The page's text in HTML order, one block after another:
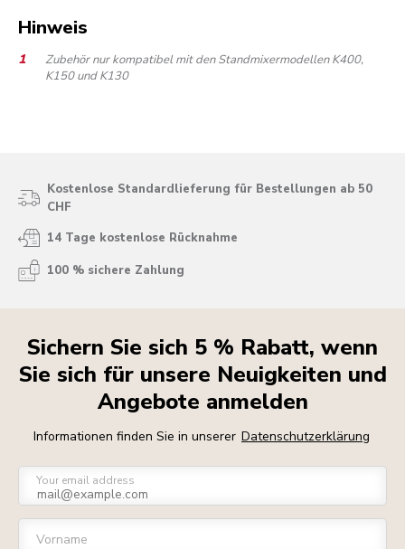
Hinweis
Zubehör nur kompatibel mit den Standmixermodellen K400,
K150 und K130
Kostenlose Standardlieferung für Bestellungen ab 50
CHF
14 Tage kostenlose Rücknahme
100 % sichere Zahlung
Sichern Sie sich 5 % Rabatt, wenn
Sie sich für unsere Neuigkeiten und
Angebote anmelden
Informationen finden Sie in unserer Datenschutzerklärung
Your email address
Vorname